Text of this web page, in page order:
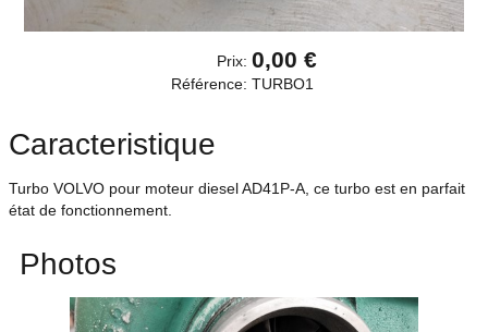
Prix: 0,00 €
Référence: TURBO1
Caracteristique
Turbo VOLVO pour moteur diesel AD41P-A, ce turbo est en parfait
état de fonctionnement.
Photos